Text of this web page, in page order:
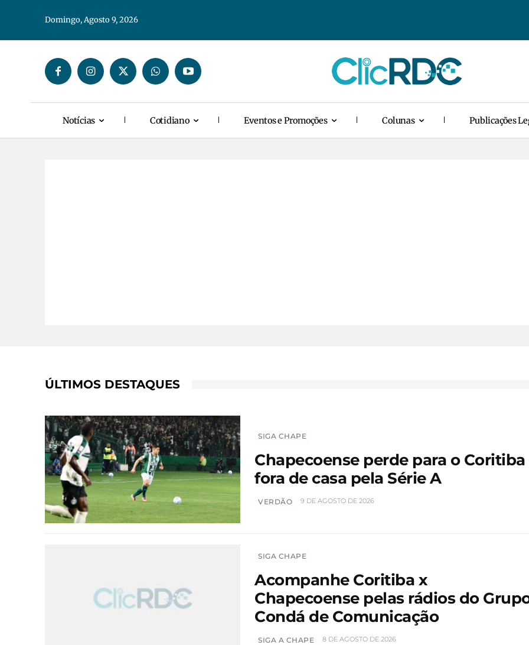
Domingo, Agosto 9, 2026
Notícias Cotidiano Eventos e Promoções Colunas Publicações
ÚLTIMOS DESTAQUES
SIGA CHAPE
Chapecoense perde para o Coritiba
fora de casa pela Série A
VERDÃO 9 DE AGOSTO DE 2026
SIGA CHAPE
Acompanhe Coritiba x
Chapecoense pelas rádios do
Condá de Comunicação
SIGA A CHAPE 8 DE AGOSTO DE 2026